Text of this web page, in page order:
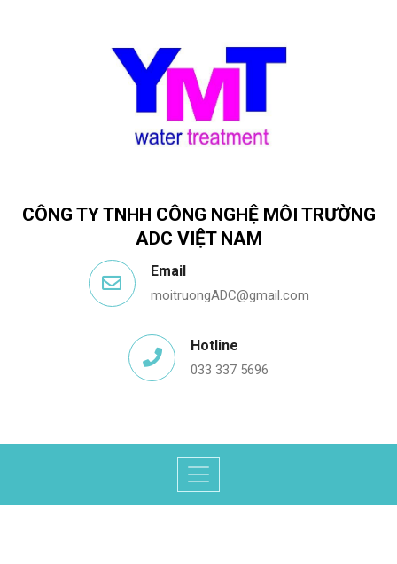
CÔNG TY TNHH CÔNG NGHỆ MÔI TRƯỜNG
ADC VIỆT NAM
Email
moitruongADC@gmail.com
Hotline
033 337 5696